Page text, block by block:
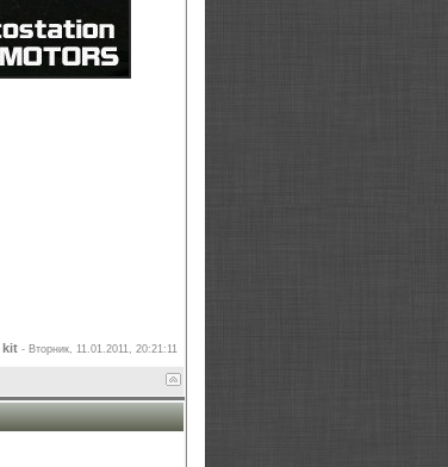
kit - Вторник, 11.01.2011, 20:21:11